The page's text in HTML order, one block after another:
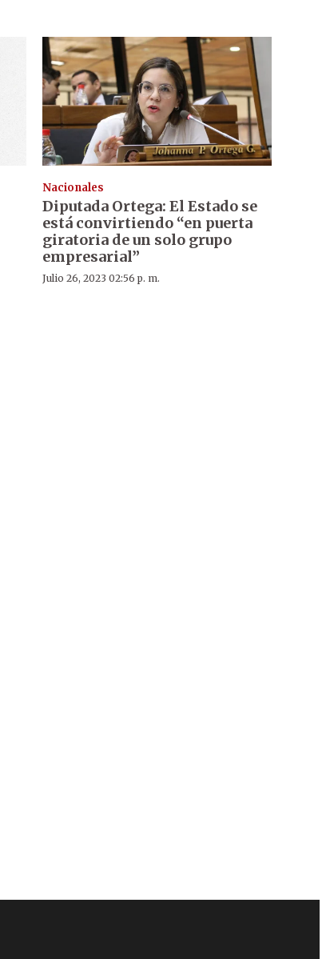
Nacionales
Diputada Ortega: El Estado se
está convirtiendo “en puerta
giratoria de un solo grupo
empresarial”
Julio 26, 2023 02:56 p. m.